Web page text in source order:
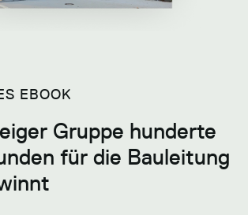
EBOOK
Gruppe hunderte
für die Bauleitung